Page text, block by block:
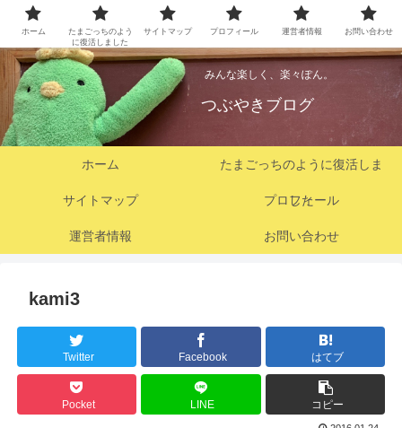
みんな楽しく、楽々ぽん。
つぶやきブログ
ホーム たまごっちのように復活しま
した
サイトマップ プロフィール
運営者情報 お問い合わせ
kami3
Twitter Facebook はてブ
Pocket LINE コピー
ホーム
たまごっちのよう
に復活しました
サイトマップ プロフィール 運営者情報 お問い合わせ